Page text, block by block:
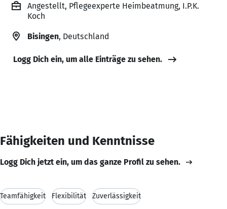
Angestellt, Pflegeexperte Heimbeatmung, I.P.K.
Koch
Bisingen, Deutschland
Logg Dich ein, um alle Einträge zu sehen.
Fähigkeiten und Kenntnisse
Logg Dich jetzt ein, um das ganze Profil zu sehen.
Teamfähigkeit Flexibilität Zuverlässigkeit